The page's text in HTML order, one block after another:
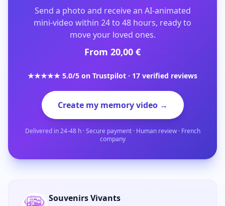
Send a photo and receive an AI-animated
mini-video within 24 to 48 hours, ready to
move your loved ones.
From 20,00 €
★★★★★ 5.0/5 on Trustpilot · 17 verified reviews
Create my memory video →
Delivered in 24-48 h · Secure payment · Human review · French
company
Souvenirs Vivants